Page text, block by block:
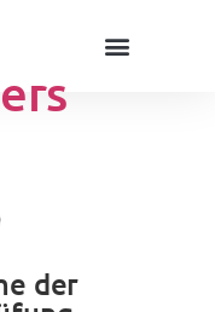
der